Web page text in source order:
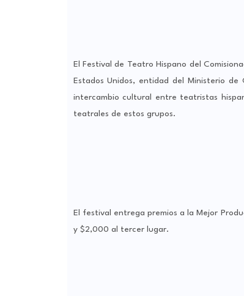
El Festival de Teatro Hispano del
Estados Unidos, entidad del Ministerio
intercambio cultural entre teatristas
teatrales de estos grupos.
El festival entrega premios a la Mejor
y $2,000 al tercer lugar.